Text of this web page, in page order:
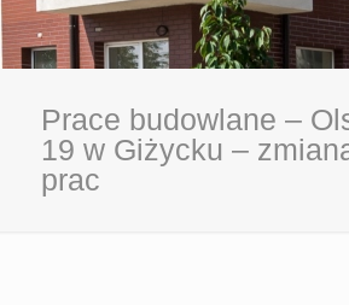
Prace budowlane –
19 w Giżycku –
prac